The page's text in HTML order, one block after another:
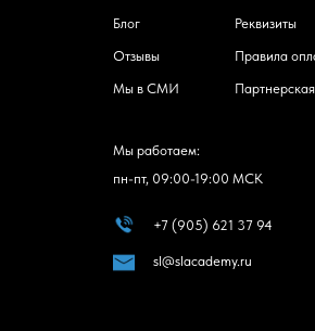
Мы работаем:
пн-пт, 09:00-19:00 МСК
+7 (905) 621 37 94
Блог
Реквизиты
Правила
Отзывы
Мы в СМИ
sl@slacademy.ru